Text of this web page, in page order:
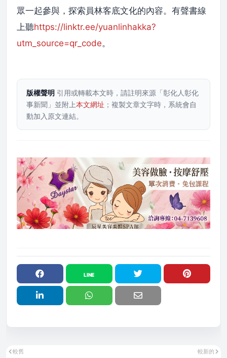
眾一起參與，探索員林客底文化的內容。有聲書線
上聽https://linktr.ee/yuanlinhakka?
utm_source=qr_code。
版權聲明 引用或轉載本文時，請註明來源「彰化人彰化
事新聞」並附上本文網址 ；複製文章文字時，系統會自
動加入原文連結。
較新的
較舊